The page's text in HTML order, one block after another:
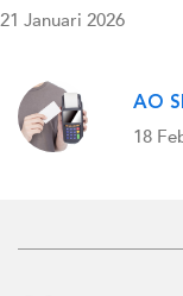
21 Januari 2026
AO
18